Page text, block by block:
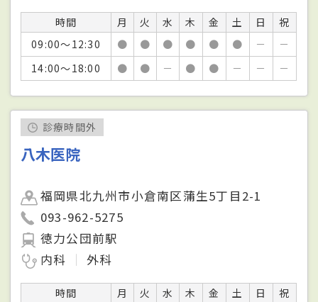
時間 月 火 水 木 金 土 日
祝
09:00～12:30
● ● ● ● ● ● －
－
14:00～18:00
● ● － ● ● － － －
診療時間外
八木医院
福岡県北九州市小倉南区蒲生5丁目2-1
093-962-5275
徳力公団前駅
内科
外科
時間 月 火 水 木 金 土 日 祝